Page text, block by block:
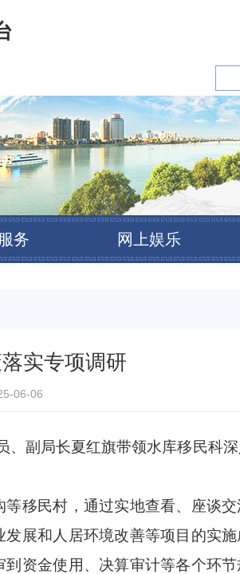
务 网上娱乐
实专项调研
06-06
副局长夏红旗带领水库移民科
移民村，通过实地查看、座谈
展和人居环境改善等项目的实
资金使用、决算审计等各个环节